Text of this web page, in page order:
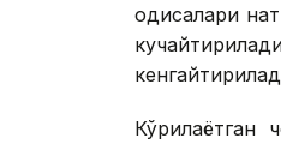
ҳодисалари
Кўрилаётган